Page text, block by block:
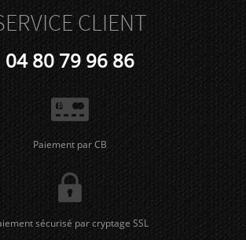
CLIENT
04 80 79 96 86
Paiement par CB
sécurisé par cryptage SSL